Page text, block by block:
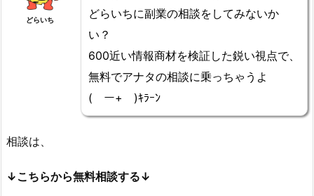
どらいち
どらいちに副業の相談をしてみないか
い？
600近い情報商材を検証した鋭い視点で、
無料でアナタの相談に乗っちゃうよ
(￣ー+￣)ｷﾗｰﾝ
相談は、
↓こちらから無料相談する↓